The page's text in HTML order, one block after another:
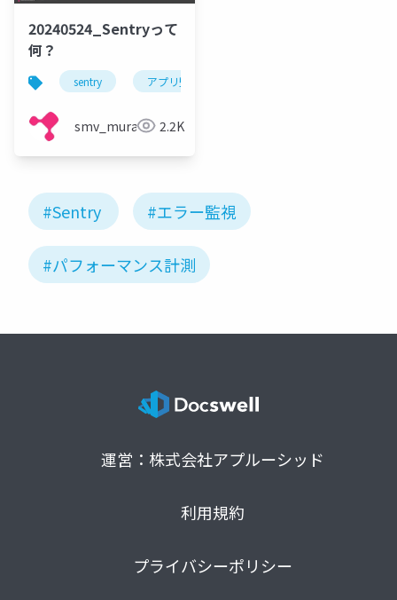
20240524_Sentryって
何？
sentry アプリ監視
smv_murakami2.2K
#Sentry #エラー監視
#パフォーマンス計測
運営：株式会社アプルーシッド
利用規約
プライバシーポリシー